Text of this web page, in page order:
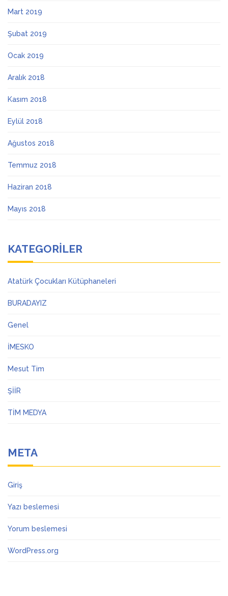
Mart 2019
Şubat 2019
Ocak 2019
Aralık 2018
Kasım 2018
Eylül 2018
Ağustos 2018
Temmuz 2018
Haziran 2018
Mayıs 2018
KATEGORILER
Atatürk Çocukları Kütüphaneleri
BURADAYIZ
Genel
İMESKO
Mesut Tim
ŞİİR
TİM MEDYA
META
Giriş
Yazı beslemesi
Yorum beslemesi
WordPress.org